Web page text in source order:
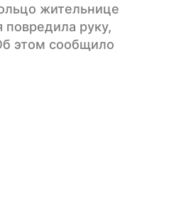
жительнице
повредила руку,
этом сообщило